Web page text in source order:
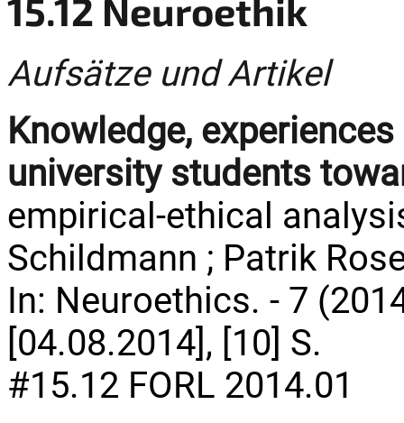
15.12 Neuroethik
Aufsätze und Artikel
Knowledge,
university students
empirical-ethical
Schildmann ; Patrik
In: Neuroethics. - 7
[04.08.2014], [10] S.
#15.12 FORL 2014.01